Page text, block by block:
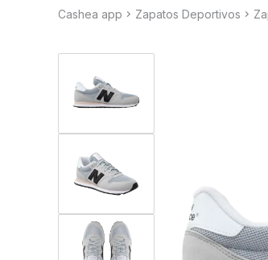
Cashea app Zapatos Deportivos